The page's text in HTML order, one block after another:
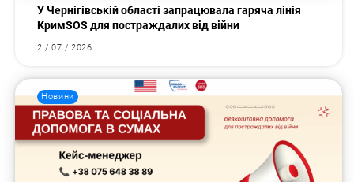
У Чернігівській області запрацювала гаряча лінія
КримSOS для постраждалих від війни
2 / 07 / 2026
Новини